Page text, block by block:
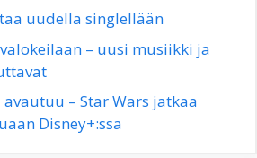
uudella singlellään
– uusi musiikki ja
– Star Wars jatkaa
Disney+:ssa